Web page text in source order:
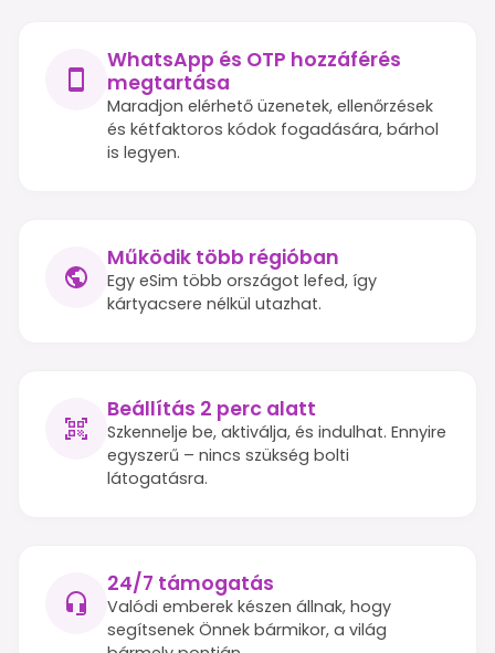
WhatsApp és OTP hozzáférés
megtartása
Maradjon elérhető üzenetek, ellenőrzések
és kétfaktoros kódok fogadására, bárhol
is legyen.
Működik több régióban
Egy eSim több országot lefed, így
kártyacsere nélkül utazhat.
Beállítás 2 perc alatt
Szkennelje be, aktiválja, és indulhat. Ennyire
egyszerű – nincs szükség bolti
látogatásra.
24/7 támogatás
Valódi emberek készen állnak, hogy
segítsenek Önnek bármikor, a világ